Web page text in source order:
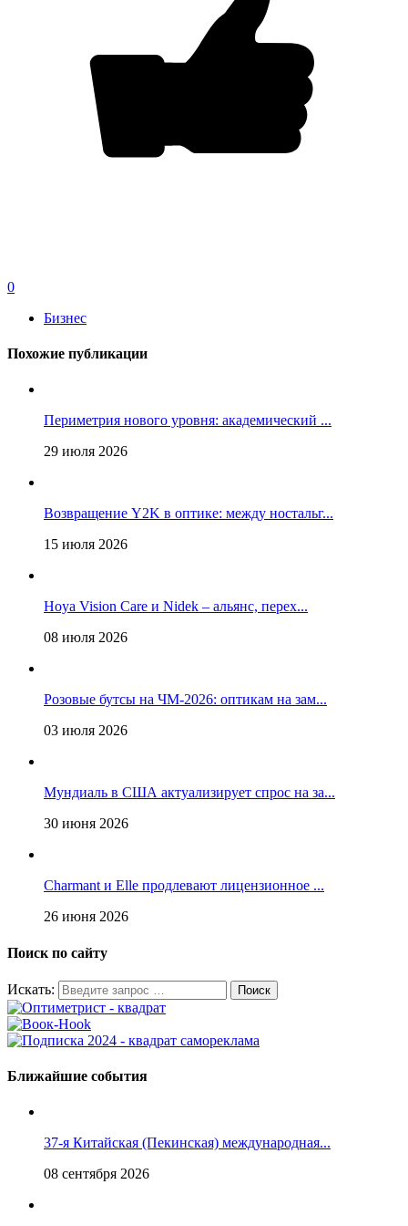
0
Бизнес
Похожие публикации
Периметрия нового уровня: академический ...
29 июля 2026
Возвращение Y2K в оптике: между ностальг...
15 июля 2026
Hoya Vision Care и Nidek – альянс, перех...
08 июля 2026
Розовые бутсы на ЧМ-2026: оптикам на зам...
03 июля 2026
Мундиаль в США актуализирует спрос на за...
30 июня 2026
Charmant и Elle продлевают лицензионное ...
26 июня 2026
Поиск по сайту
Искать:
Ближайшие события
37-я Китайская (Пекинская) международная...
08 сентября 2026